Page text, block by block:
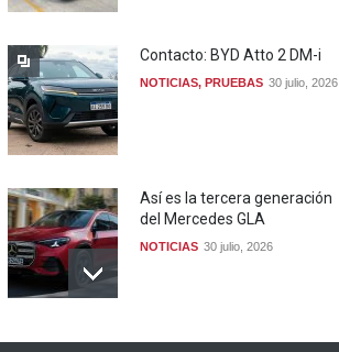
Contacto: BYD Atto 2 DM-i
NOTICIAS, PRUEBAS 30 julio, 2026
Así es la tercera generación
del Mercedes GLA
NOTICIAS 30 julio, 2026